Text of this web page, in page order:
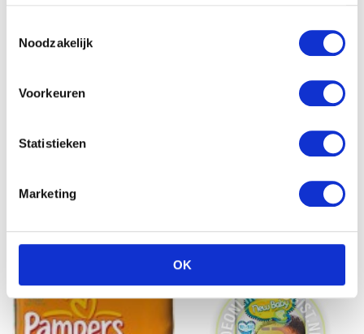
Noodzakelijk
Voorkeuren
Statistieken
Marketing
OK
17.52